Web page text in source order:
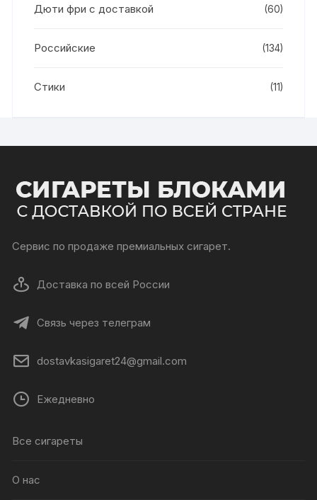
Дюти фри с доставкой (60)
Российские (134)
Стики (11)
Сервис по продаже премиальных сигарет.
Доставка по всей России
Связь через телеграм
dostavkasigaret24@gmail.com
Ежедневно
Все сигареты
О нас